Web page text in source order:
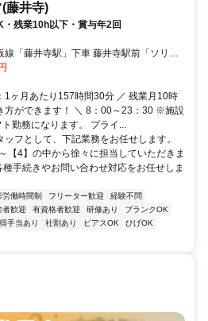
藤井寺)
残業10h以下・賞与年2回
線「藤井寺駅」下車 藤井寺駅前「ソリヤ
1ヶ月あたり157時間30分 ／ 残業月10時
方ができます！ ＼ 8：00～23：30 ※施設
勤務になります。 プライ...
フとして、下記業務をお任せします。
【4】の中から徐々に担当していただきま
手続きやお問い合わせ対応をお任せしま
労働時間制 フリーター歓迎
経験不問
者歓迎 有資格者歓迎 研修あり
ブランクOK
手当あり 社割あり ピアスOK
ひげOK